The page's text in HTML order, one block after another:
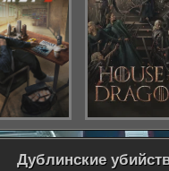
Дублинские